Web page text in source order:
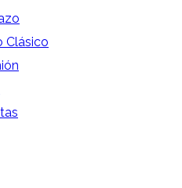
Clásico